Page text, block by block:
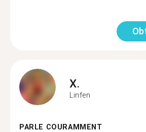
X.
Linfen
PARLE COURAMMENT